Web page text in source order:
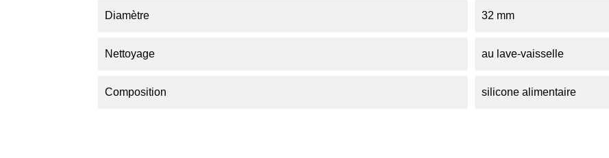
Diamètre 32 mm
Nettoyage au lave-vaisselle
Composition silicone alimentaire